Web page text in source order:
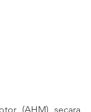
(AHM) secara